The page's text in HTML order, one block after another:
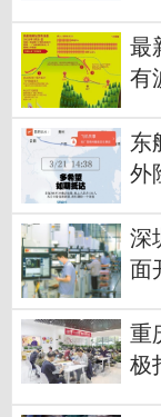
最
有
东
外
深
面
重
极